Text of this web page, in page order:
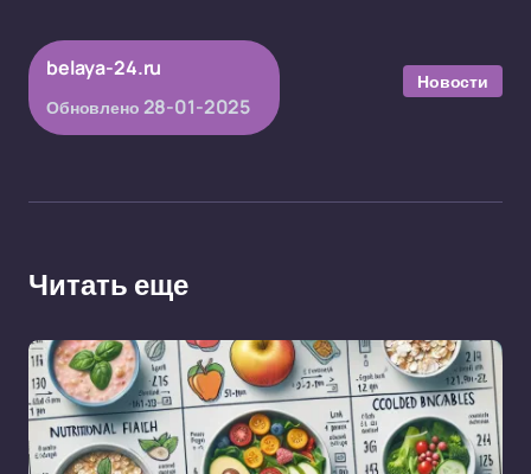
belaya-24.ru
Обновлено 28-01-2025
Новости
Читать еще